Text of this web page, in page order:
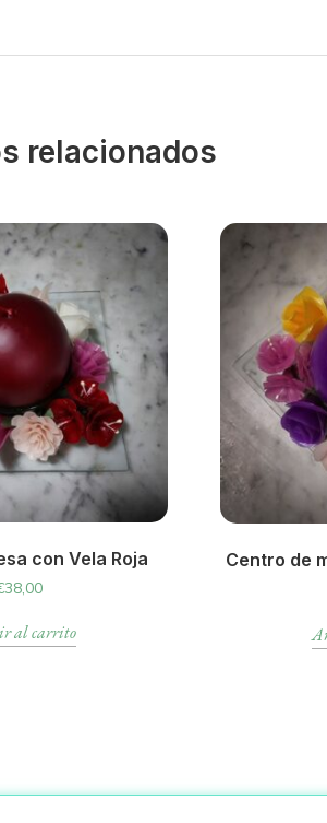
relacionados
con Vela Roja
38,00
al carrito
Centro de